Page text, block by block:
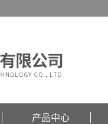
产品中心